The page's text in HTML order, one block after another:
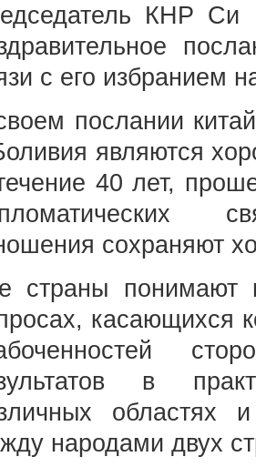
КНР Си
с его избранием
послании
являются
40 лет,
сохраняют
страны понимают
касающихся
в
областях
народами двух